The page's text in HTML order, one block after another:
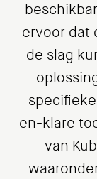
ervoor dat
de slag
en-klare
van